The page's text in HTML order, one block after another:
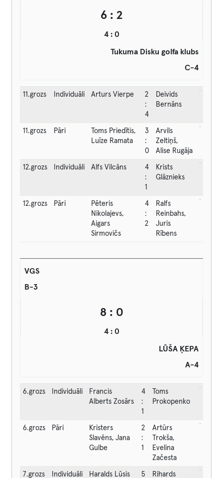
6 : 2
4 : 0
Tukuma Disku golfa klubs
C-4
11.grozs Individuāli Arturs Vierpe
2
:
4
Deivids
Bernāns
11.grozs Pāri
Toms Priedītis,
Luīze Ramata
3
:
0
Arvils
Zeltiņš,
Alise Rugāja
12.grozs Individuāli Alfs Vilcāns
4
:
1
Krists
Glāznieks
12.grozs Pāri
Pēteris
Nikolajevs,
Aigars
Sirmovičs
4
:
2
Ralfs
Reinbahs,
Juris
Rībens
VGS
B-3
8 : 0
4 : 0
LŪŠA ĶEPA
A-4
6.grozs Individuāli
Francis
Alberts Zosārs
4
:
1
Toms
Prokopenko
6.grozs Pāri
Kristers
Slavēns, Jana
Gulbe
2
:
1
Artūrs
Trokša,
Evelina
Začesta
7.grozs Individuāli Haralds Lūsis 5 Rihards